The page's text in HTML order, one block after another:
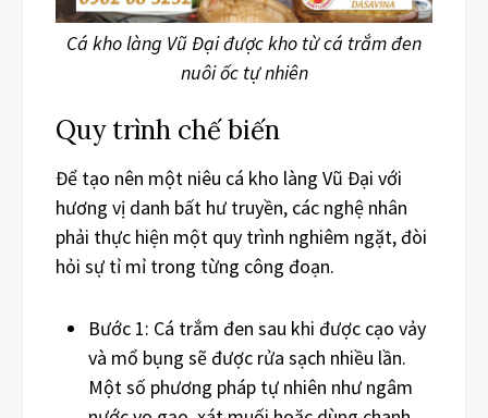
Cá kho làng Vũ Đại được kho từ cá trắm đen
nuôi ốc tự nhiên
Quy trình chế biến
Để tạo nên một niêu cá kho làng Vũ Đại với
hương vị danh bất hư truyền, các nghệ nhân
phải thực hiện một quy trình nghiêm ngặt, đòi
hỏi sự tỉ mỉ trong từng công đoạn.
Bước 1: Cá trắm đen sau khi được cạo vảy
và mổ bụng sẽ được rửa sạch nhiều lần.
Một số phương pháp tự nhiên như ngâm